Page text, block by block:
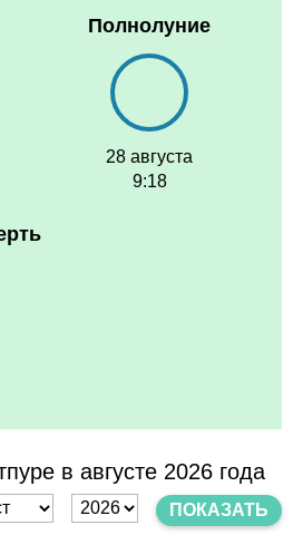
Полнолуние
28 августа
9:18
в августе 2026 года
ПОКАЗАТЬ